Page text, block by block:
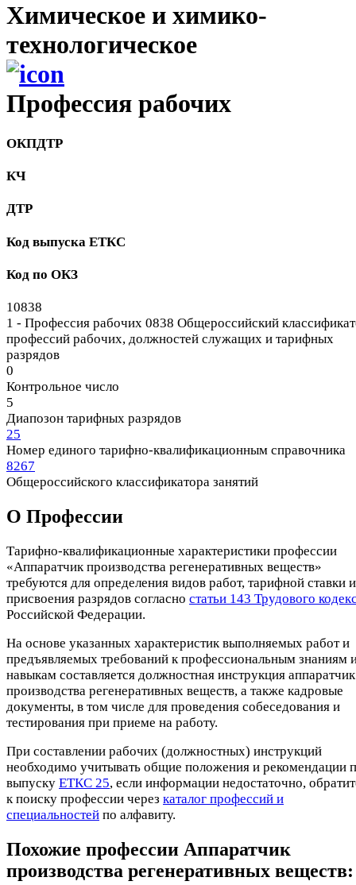
Химическое и химико-
технологическое
Профессия рабочих
ОКПДТР
КЧ
ДТР
Код выпуска ЕТКС
Код по ОКЗ
10838
1 - Профессия рабочих 0838 Общероссийский
профессий рабочих, должностей служащих и тарифных
разрядов
0
Контрольное число
5
Диапозон тарифных разрядов
25
Номер единого тарифно-квалификационным справочника
8267
Общероссийского классификатора занятий
О Профеcсии
Тарифно-квалификационные характеристики профессии
«Аппаратчик производства регенеративных веществ»
требуются для определения видов работ, тарифной ставки и
присвоения разрядов согласно статьи 143 Трудового
Российской Федерации.
На основе указанных характеристик выполняемых работ и
предъявляемых требований к профессиональным знаниям
навыкам составляется должностная инструкция аппаратчик
производства регенеративных веществ, а также кадровые
документы, в том числе для проведения собеседования и
тестирования при приеме на работу.
При составлении рабочих (должностных) инструкций
необходимо учитывать общие положения и рекомендации
выпуску ЕТКС 25, если информации недостаточно,
к поиску профессии через каталог профессий и
специальностей по алфавиту.
Похожие профессии Аппаратчик
производства регенеративных веществ: